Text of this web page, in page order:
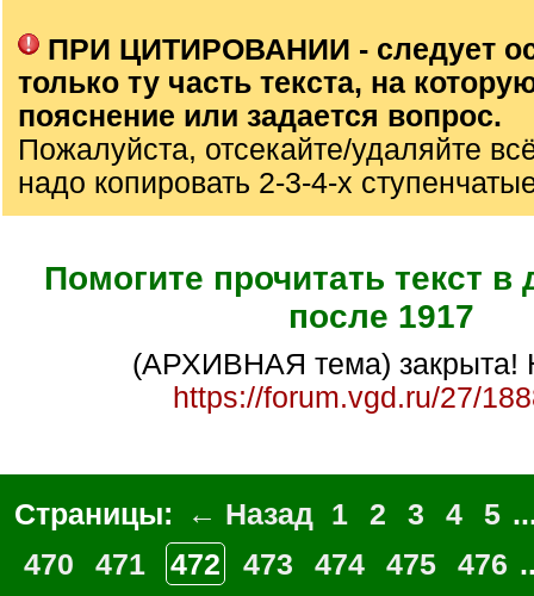
ПРИ ЦИТИРОВАНИИ - следует
только ту часть текста, на
пояснение или задается вопрос.
Пожалуйста, отсекайте/удаляйте
надо копировать 2-3-4-х
Помогите прочитать текст в
после 1917
(АРХИВНАЯ тема) закрыта!
https://forum.vgd.ru/27/
Страницы: ← Назад 1 2 3 4 5
470
471 472 473 474 475 476